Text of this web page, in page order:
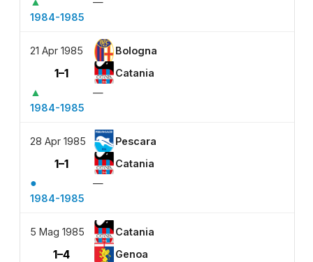
1984-1985
21 Apr 1985 Bologna
1–1 Catania
▲
—
1984-1985
28 Apr 1985 Pescara
1–1 Catania
●
—
1984-1985
5 Mag 1985 Catania
1–4 Genoa